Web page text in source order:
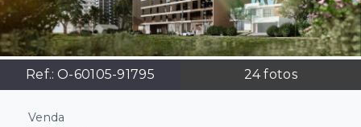
Ref.:O-60105-91795 24fotos
Venda